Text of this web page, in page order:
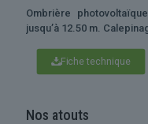
Ombrière
jusqu’à 12.50 m.
Fiche technique
Nos atouts